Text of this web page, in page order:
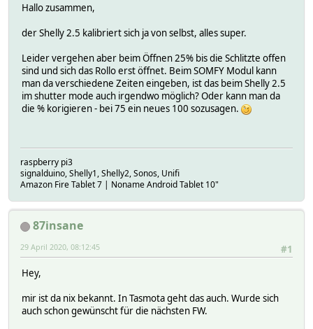
Hallo zusammen,
der Shelly 2.5 kalibriert sich ja von selbst, alles super.
Leider vergehen aber beim Öffnen 25% bis die Schlitzte offen
sind und sich das Rollo erst öffnet. Beim SOMFY Modul kann
man da verschiedene Zeiten eingeben, ist das beim Shelly 2.5
im shutter mode auch irgendwo möglich? Oder kann man da
die % korigieren - bei 75 ein neues 100 sozusagen.
raspberry pi3
signalduino, Shelly1, Shelly2, Sonos, Unifi
Amazon Fire Tablet 7 | Noname Android Tablet 10"
87insane
#1
29 April 2020, 08:12:45
Hey,
mir ist da nix bekannt. In Tasmota geht das auch. Wurde sich
auch schon gewünscht für die nächsten FW.